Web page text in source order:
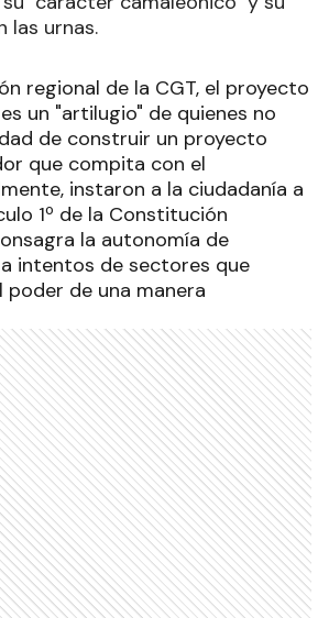
las urnas.
regional de la CGT, el proyecto
un "artilugio" de quienes no
de construir un proyecto
que compita con el
instaron a la ciudadanía a
1º de la Constitución
la autonomía de
intentos de sectores que
poder de una manera